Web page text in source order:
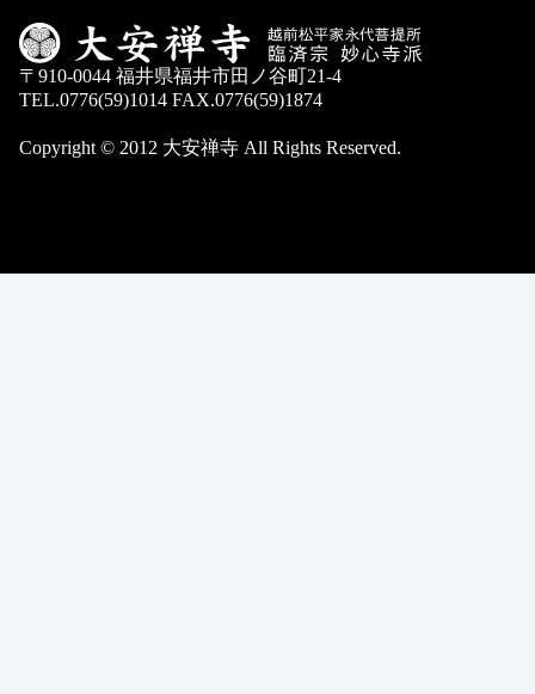
〒910-0044 福井県福井市田ノ谷町21-4
TEL.0776(59)1014 FAX.0776(59)1874
Copyright © 2012 大安禅寺 All Rights Reserved.